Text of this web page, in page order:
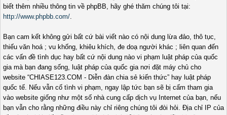
biết thêm nhiều thông tin về phpBB, hãy ghé thăm chúng tôi tại:
http://www.phpbb.com/.
Bạn cam kết không gửi bất cứ bài viết nào có nội dung lừa đảo, thô tục,
thiếu văn hoá ; vu khống, khiêu khích, đe doạ người khác ; liên quan đến
các vấn đề tình dục hay bất cứ nội dung nào vi phạm luật pháp của quốc
gia mà bạn đang sống, luật pháp của quốc gia nơi đặt máy chủ cho
website “CHIASE123.COM - Diễn đàn chia sẻ kiến thức” hay luật pháp
quốc tế. Nếu vẫn cố tình vi phạm, ngay lập tức bạn sẽ bị cấm tham gia
vào website giống như một số nhà cung cấp dịch vụ Internet của bạn, nếu
bạn vẫn cho rằng những điều này chỉ riêng chúng tôi đòi hỏi. Địa chỉ IP của